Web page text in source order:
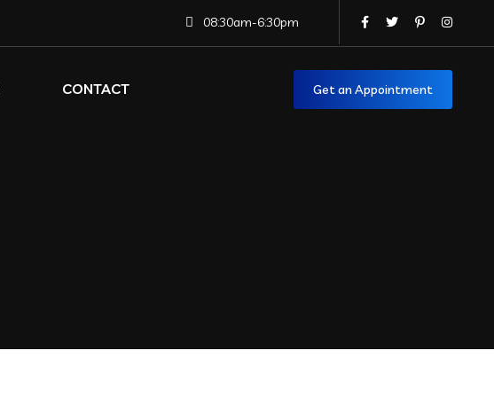
08:30am-6:30pm
CONTACT Get an Appointment